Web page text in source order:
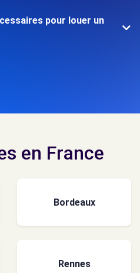
pour louer un
en France
Bordeaux
Rennes